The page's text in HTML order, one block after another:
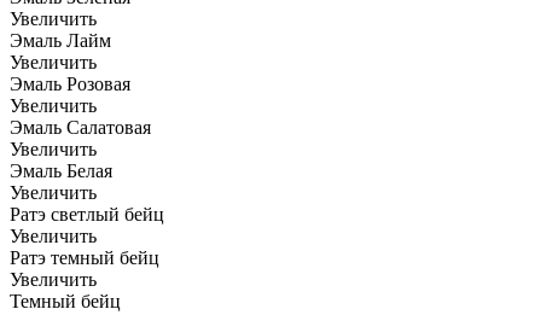
Увеличить
Эмаль Лайм
Увеличить
Эмаль Розовая
Увеличить
Эмаль Салатовая
Увеличить
Эмаль Белая
Увеличить
Ратэ светлый бейц
Увеличить
Ратэ темный бейц
Увеличить
Темный бейц